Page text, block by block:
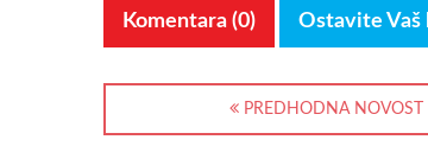
Komentara (0) Ostavite Vaš
PREDHODNA NOVOST